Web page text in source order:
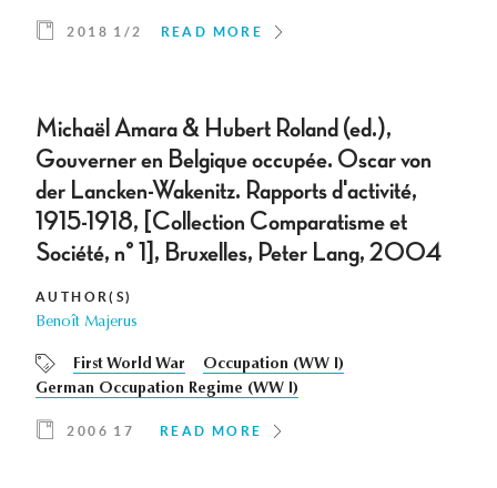
2018 1/2 READ MORE
Michaël Amara & Hubert Roland (ed.),
Gouverner en Belgique occupée. Oscar von
der Lancken-Wakenitz. Rapports d'activité,
1915-1918, [Collection Comparatisme et
Société, n° 1], Bruxelles, Peter Lang, 2004
AUTHOR(S)
Benoît Majerus
First World War
Occupation (WW I)
German Occupation Regime (WW I)
2006 17 READ MORE